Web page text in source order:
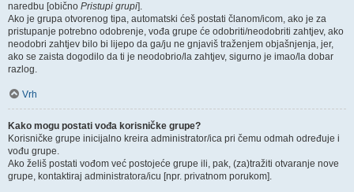
naredbu [obično Pristupi grupi].
Ako je grupa otvorenog tipa, automatski ćeš postati članom/icom, ako je za
pristupanje potrebno odobrenje, vođa grupe će odobriti/neodobriti zahtjev, ako
neodobri zahtjev bilo bi lijepo da ga/ju ne gnjaviš traženjem objašnjenja, jer,
ako se zaista dogodilo da ti je neodobrio/la zahtjev, sigurno je imao/la dobar
razlog.
Vrh
Kako mogu postati vođa korisničke grupe?
Korisničke grupe inicijalno kreira administrator/ica pri čemu odmah određuje i
vođu grupe.
Ako želiš postati vođom već postojeće grupe ili, pak, (za)tražiti otvaranje nove
grupe, kontaktiraj administratora/icu [npr. privatnom porukom].